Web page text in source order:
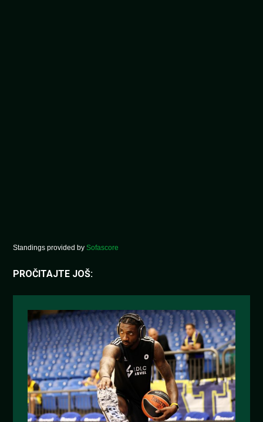
Standings provided by Sofascore
PROČITAJTE JOŠ: